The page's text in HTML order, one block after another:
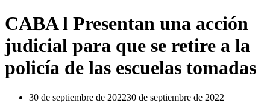
CABA l Presentan una acción
judicial para que se retire a la
policía de las escuelas tomadas
30 de septiembre de 202230 de septiembre de 2022